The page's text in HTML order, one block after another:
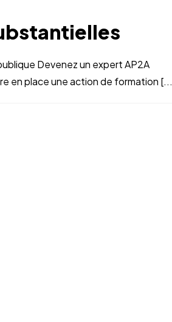
Devenez un expert AP2A
en place une action de formation [...